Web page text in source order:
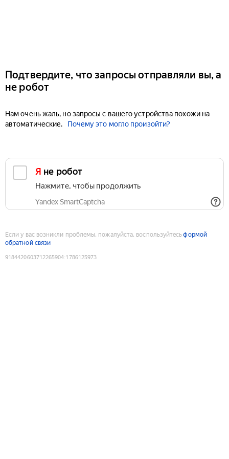
Подтвердите, что запросы отправляли вы, а
не робот
Нам очень жаль, но запросы с вашего устройства похожи на
автоматические.
Почему это могло произойти?
Я не робот
Нажмите, чтобы продолжить
Yandex SmartCaptcha
Если у вас возникли проблемы, пожалуйста, воспользуйтесьформой
обратной связи
9184420603712265904:1786125973